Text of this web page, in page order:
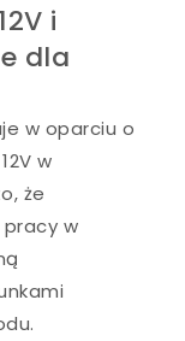
i
dla
w oparciu o
w
że
w